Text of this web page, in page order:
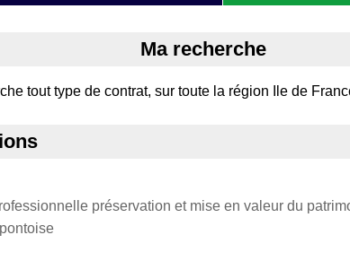
Ma recherche
tout type de contrat, sur toute la région Ile de
préservation et mise en valeur du